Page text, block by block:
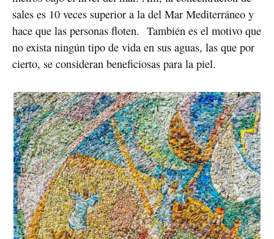
sales es 10 veces superior a la del Mar Mediterráneo y
hace que las personas floten. También es el motivo que
no exista ningún tipo de vida en sus aguas, las que por
cierto, se consideran beneficiosas para la piel.